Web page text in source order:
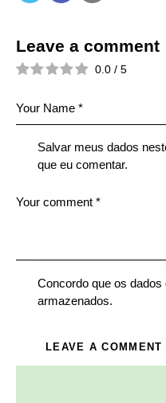
Leave a comment
0.0 / 5
Salvar meus dados
que eu comentar.
Concordo que os
armazenados.